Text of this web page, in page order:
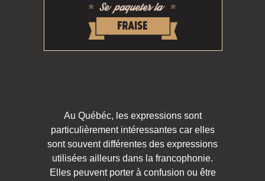
Au Québéc, les expressions sont
particulièrement intéressantes car elles
sont souvent différentes des expressions
utilisées ailleurs dans la francophonie.
Elles peuvent porter à confusion ou être